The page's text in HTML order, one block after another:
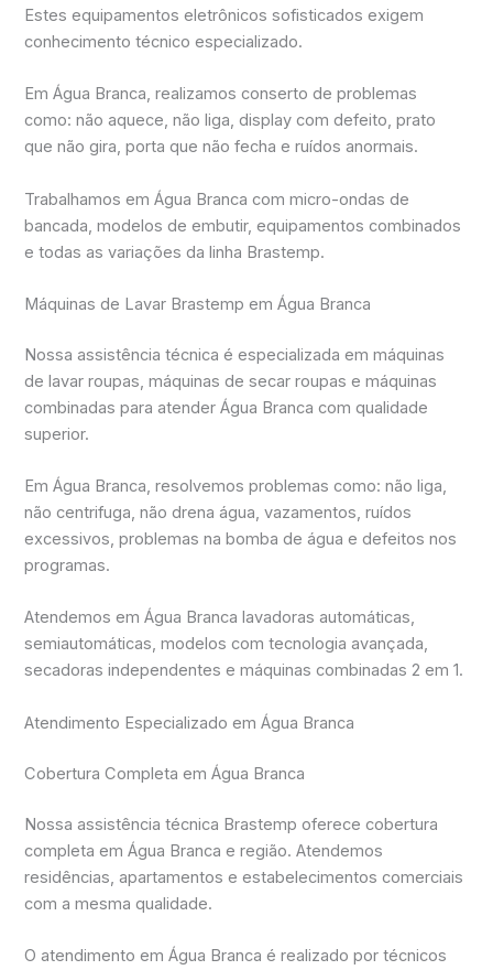
Estes equipamentos eletrônicos sofisticados exigem
conhecimento técnico especializado.
Em Água Branca, realizamos conserto de problemas
como: não aquece, não liga, display com defeito, prato
que não gira, porta que não fecha e ruídos anormais.
Trabalhamos em Água Branca com micro-ondas de
bancada, modelos de embutir, equipamentos combinados
e todas as variações da linha Brastemp.
Máquinas de Lavar Brastemp em Água Branca
Nossa assistência técnica é especializada em máquinas
de lavar roupas, máquinas de secar roupas e máquinas
combinadas para atender Água Branca com qualidade
superior.
Em Água Branca, resolvemos problemas como: não liga,
não centrifuga, não drena água, vazamentos, ruídos
excessivos, problemas na bomba de água e defeitos nos
programas.
Atendemos em Água Branca lavadoras automáticas,
semiautomáticas, modelos com tecnologia avançada,
secadoras independentes e máquinas combinadas 2 em 1.
Atendimento Especializado em Água Branca
Cobertura Completa em Água Branca
Nossa assistência técnica Brastemp oferece cobertura
completa em Água Branca e região. Atendemos
residências, apartamentos e estabelecimentos comerciais
com a mesma qualidade.
O atendimento em Água Branca é realizado por técnicos